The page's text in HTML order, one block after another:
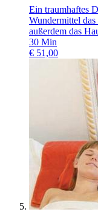
Ein traumhaftes
Wundermittel
außerdem das
30 Min
€ 51,00